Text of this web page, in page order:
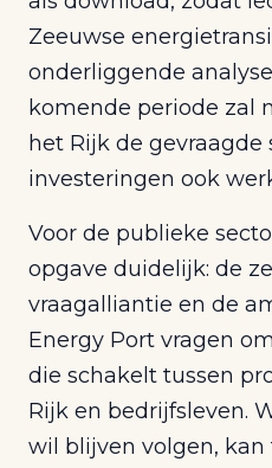
Zeeuwse
onderliggende
komende periode zal
het Rijk de
investeringen ook
Voor de publieke
opgave duidelijk: de
vraagalliantie en de
Energy Port vragen
die schakelt tussen
Rijk en bedrijfsleven.
wil blijven volgen,